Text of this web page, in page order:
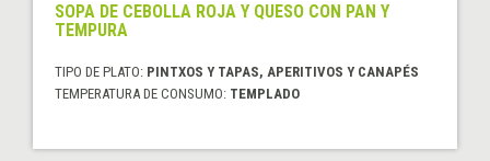
SOPA DE CEBOLLA ROJA Y QUESO CON PAN Y
TEMPURA
TIPO DE PLATO: PINTXOS Y TAPAS, APERITIVOS Y CANAPÉS
TEMPERATURA DE CONSUMO: TEMPLADO